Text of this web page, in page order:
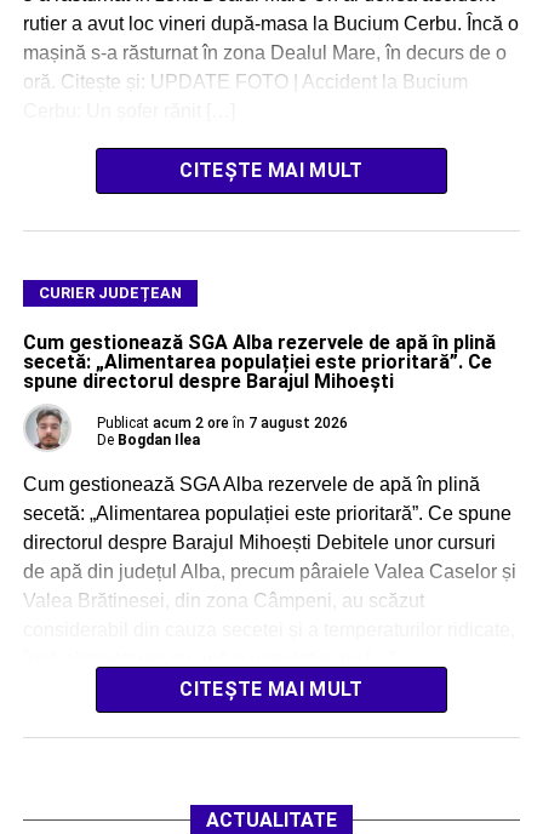
rutier a avut loc vineri după-masa la Bucium Cerbu. Încă o
mașină s-a răsturnat în zona Dealul Mare, în decurs de o
oră. Citește și: UPDATE FOTO | Accident la Bucium
CITEȘTE MAI MULT
CURIER JUDEȚEAN
Cum gestionează SGA Alba rezervele de apă în plină
secetă: „Alimentarea populației este prioritară”. Ce
spune directorul despre Barajul Mihoești
Publicat acum 2 ore în 7 august 2026
De Bogdan Ilea
Cum gestionează SGA Alba rezervele de apă în plină
secetă: „Alimentarea populației este prioritară”. Ce spune
directorul despre Barajul Mihoești Debitele unor cursuri
de apă din județul Alba, precum pâraiele Valea Caselor și
Valea Brătinesei, din zona Câmpeni, au scăzut
CITEȘTE MAI MULT
ACTUALITATE